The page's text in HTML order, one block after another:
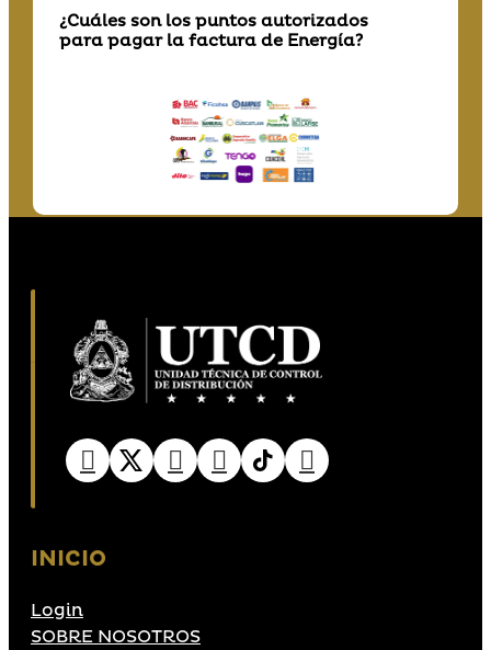
¿Cuáles son los puntos autorizados
para pagar la factura de Energía?
INICIO
Login
SOBRE NOSOTROS